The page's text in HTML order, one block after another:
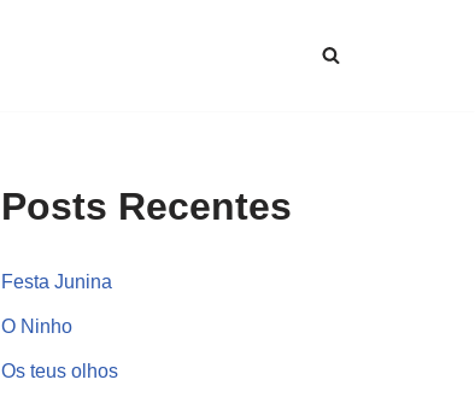
Posts Recentes
Festa Junina
O Ninho
Os teus olhos